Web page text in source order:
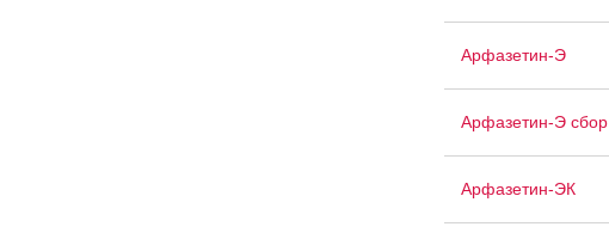
Арфазетин-Э
Арфазетин-Э сбор
Арфазетин-ЭК